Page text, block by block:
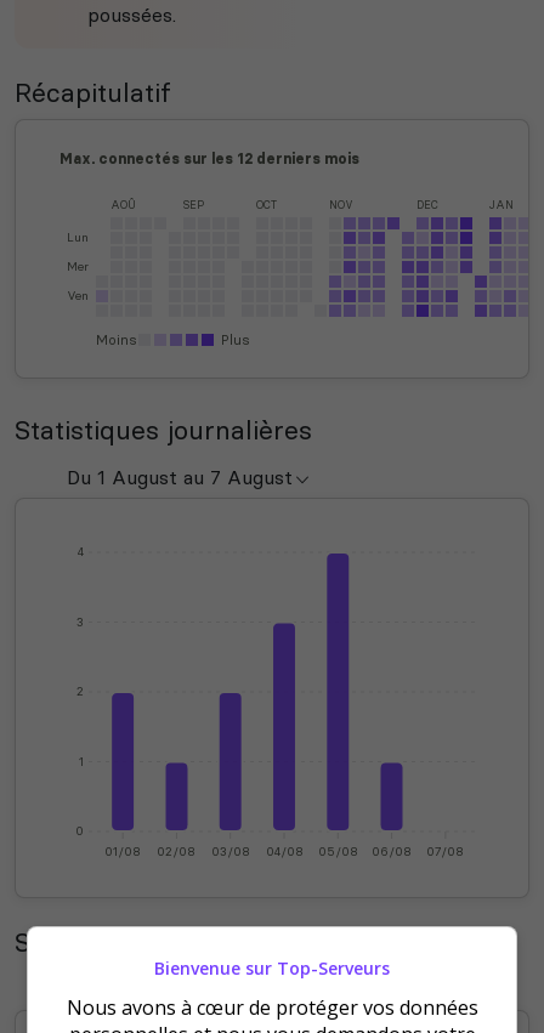
poussées.
Récapitulatif
Max. connectés sur les 12 derniers mois
Lun
Mer
Ven
AOÛ SEP OCT NOV DEC JAN
Moins Plus
Statistiques journalières
0
1
2
3
4
01/08 02/08 03/08 04/08 05/08 06/08 07/08
Statistiques mensuelles
Bienvenue sur Top-Serveurs
Nous avons à cœur de protéger vos données